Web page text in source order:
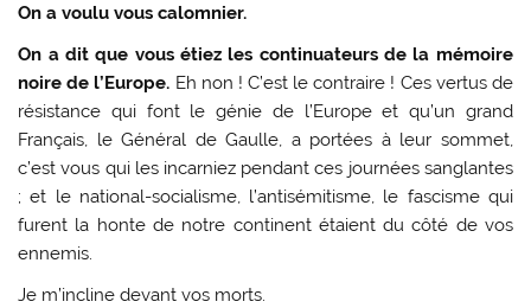
On a voulu vous calomnier.
On a dit que vous étiez les continuateurs de la mémoire
noire de l’Europe. Eh non ! C’est le contraire ! Ces vertus de
résistance qui font le génie de l’Europe et qu’un grand
Français, le Général de Gaulle, a portées à leur sommet,
c’est vous qui les incarniez pendant ces journées sanglantes
; et le national-socialisme, l’antisémitisme, le fascisme qui
furent la honte de notre continent étaient du côté de vos
ennemis.
Je m’incline devant vos morts.